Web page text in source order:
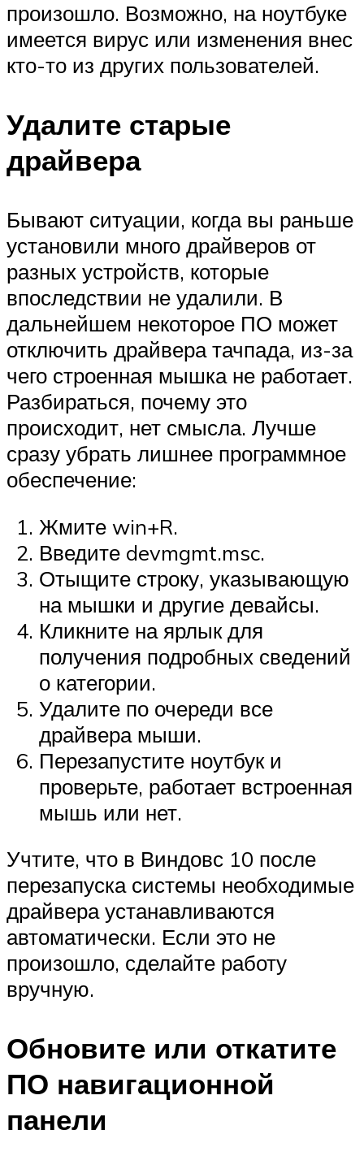
произошло. Возможно, на ноутбуке
имеется вирус или изменения внес
кто-то из других пользователей.
Удалите старые
драйвера
Бывают ситуации, когда вы раньше
установили много драйверов от
разных устройств, которые
впоследствии не удалили. В
дальнейшем некоторое ПО может
отключить драйвера тачпада, из-за
чего строенная мышка не работает.
Разбираться, почему это
происходит, нет смысла. Лучше
сразу убрать лишнее программное
обеспечение:
Жмите win+R.
Введите devmgmt.msc.
Отыщите строку, указывающую
на мышки и другие девайсы.
Кликните на ярлык для
получения подробных сведений
о категории.
Удалите по очереди все
драйвера мыши.
Перезапустите ноутбук и
проверьте, работает встроенная
мышь или нет.
Учтите, что в Виндовс 10 после
перезапуска системы необходимые
драйвера устанавливаются
автоматически. Если это не
произошло, сделайте работу
вручную.
Обновите или откатите
ПО навигационной
панели